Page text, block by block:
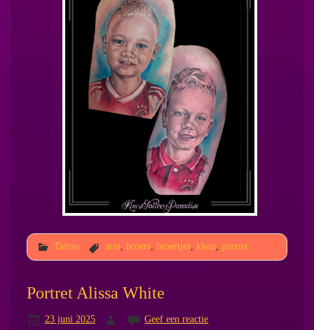
Tattoo arm broers, broertjes, kleur, portret
Portret Alissa White
23 juni 2025 Geef een reactie